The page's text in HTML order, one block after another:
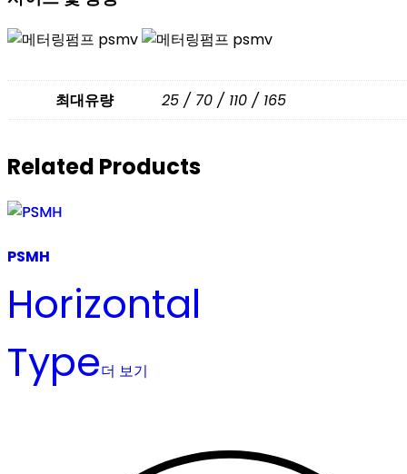
최대유량 25 / 70 / 110 / 165
Related Products
PSMH
Horizontal
Type더 보기